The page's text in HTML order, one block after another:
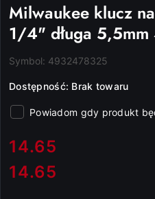
Milwaukee klucz
1/4" długa
Symbol: 4932478325
Dostępność: Brak towaru
Powiadom gdy produkt
cena:
14.65
Cena:
14.65